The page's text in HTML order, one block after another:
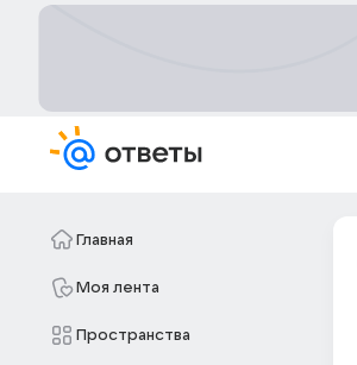
Главная
Моя лента
Пространства